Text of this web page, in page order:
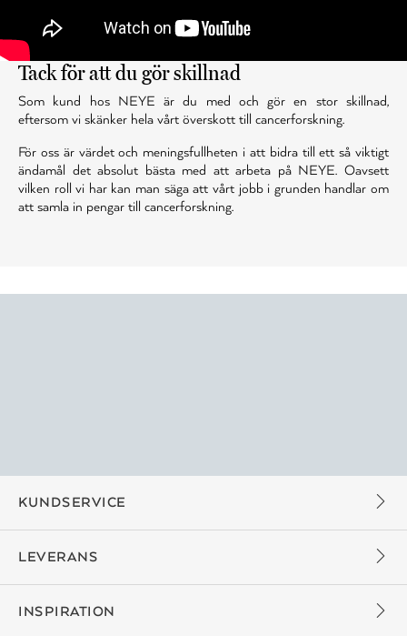
Tack för att du gör skillnad
Som kund hos NEYE är du med och gör en stor skillnad,
eftersom vi skänker hela vårt överskott till cancerforskning.
För oss är värdet och meningsfullheten i att bidra till ett så viktigt
ändamål det absolut bästa med att arbeta på NEYE. Oavsett
vilken roll vi har kan man säga att vårt jobb i grunden handlar om
att samla in pengar till cancerforskning.
KUNDSERVICE
LEVERANS
INSPIRATION